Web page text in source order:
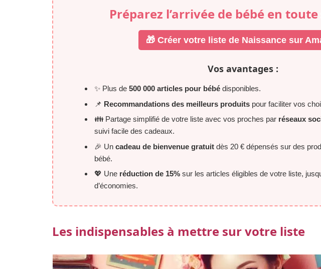
Préparez l’arrivée de bébé en
🎁 Créer votre liste de Naissance sur
Vos avantages :
✨ Plus de 500 000 articles pour bébédisponibles.
📌 Recommandations des meilleurs produitspour faciliter vos
👪 Partage simplifié de votre liste avec vos proches par réseaux
suivi facile des cadeaux.
🎉 Un cadeau de bienvenue gratuitdès 20 € dépensés sur des
bébé.
💖 Une réduction de 15%sur les articles éligibles de votre liste,
d’économies.
Les indispensables à mettre sur votre liste